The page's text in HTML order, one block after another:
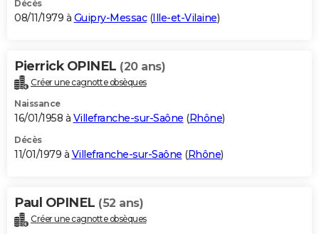
Décès
08/11/1979 à Guipry-Messac(Ille-et-Vilaine)
Pierrick OPINEL (20 ans)
Créer une cagnotte obsèques
Naissance
16/01/1958 à Villefranche-sur-Saône (Rhône)
Décès
11/01/1979 à Villefranche-sur-Saône (Rhône)
Paul OPINEL (52 ans)
Créer une cagnotte obsèques